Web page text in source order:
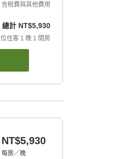
含稅費與其他費用
總計 NT$5,930
位住客 1 晚 1 間房
NT$5,930
每房／晚